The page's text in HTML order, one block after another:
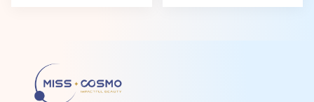
Cosmo – Trưởng Ban Tổ
chức Trần Việt Bảo Hoàng
cùng các đại diện của Tổ